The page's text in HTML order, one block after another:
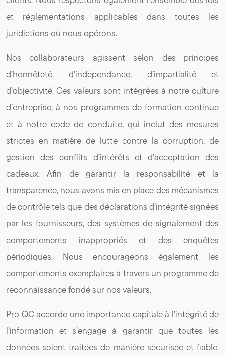
et réglementations applicables dans toutes les
juridictions où nous opérons.
Nos collaborateurs agissent selon des principes
d’honnêteté, d’indépendance, d’impartialité et
d’objectivité. Ces valeurs sont intégrées à notre culture
d’entreprise, à nos programmes de formation continue
et à notre code de conduite, qui inclut des mesures
strictes en matière de lutte contre la corruption, de
gestion des conflits d’intérêts et d’acceptation des
cadeaux. Afin de garantir la responsabilité et la
transparence, nous avons mis en place des mécanismes
de contrôle tels que des déclarations d’intégrité signées
par les fournisseurs, des systèmes de signalement des
comportements inappropriés et des enquêtes
périodiques. Nous encourageons également les
comportements exemplaires à travers un programme de
reconnaissance fondé sur nos valeurs.
Pro QC accorde une importance capitale à l’intégrité de
l’information et s’engage à garantir que toutes les
données soient traitées de manière sécurisée et fiable.